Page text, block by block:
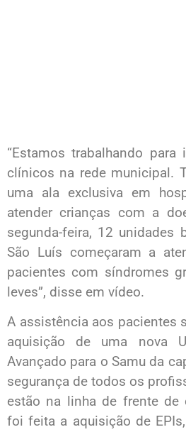
“Estamos trabalhando
clínicos na rede municipal.
uma ala exclusiva em
atender crianças com a
segunda-feira, 12 unidades
São Luís começaram a
pacientes com síndromes
leves”, disse em vídeo.
A assistência aos pacientes
aquisição de uma nova
Avançado para o Samu da
segurança de todos os
estão na linha de frente de
foi feita a aquisição de